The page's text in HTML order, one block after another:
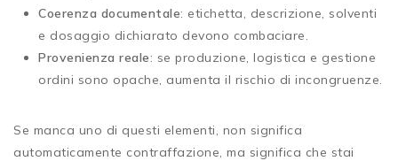
Coerenza documentale: etichetta, descrizione, solventi
e dosaggio dichiarato devono combaciare.
Provenienza reale: se produzione, logistica e gestione
ordini sono opache, aumenta il rischio di incongruenze.
Se manca uno di questi elementi, non significa
automaticamente contraffazione, ma significa che stai